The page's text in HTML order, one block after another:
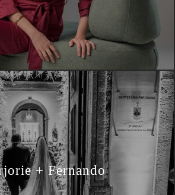
+ Fernando